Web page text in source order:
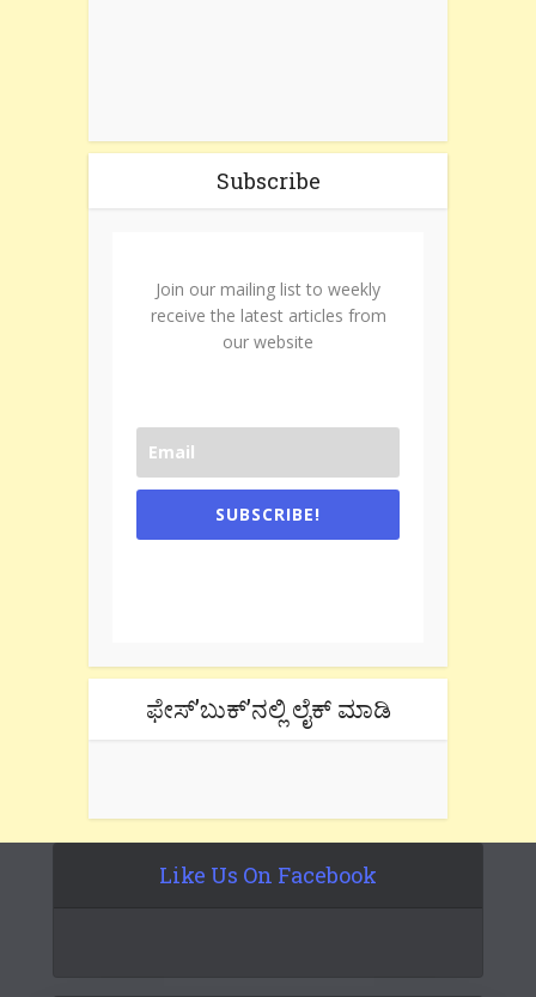
Subscribe
Join our mailing list to weekly
receive the latest articles from
our website
SUBSCRIBE!
ಫೇಸ್’ಬುಕ್’ನಲ್ಲಿ ಲೈಕ್ ಮಾಡಿ
Like Us On Facebook